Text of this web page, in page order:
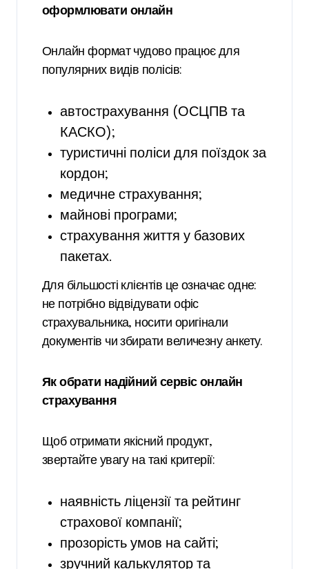
оформлювати онлайн
Онлайн формат чудово працює для
популярних видів полісів:
автострахування (ОСЦПВ та
КАСКО);
туристичні поліси для поїздок за
кордон;
медичне страхування;
майнові програми;
страхування життя у базових
пакетах.
Для більшості клієнтів це означає одне:
не потрібно відвідувати офіс
страхувальника, носити оригінали
документів чи збирати величезну анкету.
Як обрати надійний сервіс онлайн
страхування
Щоб отримати якісний продукт,
звертайте увагу на такі критерії:
наявність ліцензії та рейтинг
страхової компанії;
прозорість умов на сайті;
зручний калькулятор та